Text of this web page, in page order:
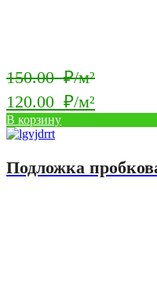
150.00₽/м²
м².
120.00 ₽/м²
Текущая
цена:
120.00
В корзину
Подложка